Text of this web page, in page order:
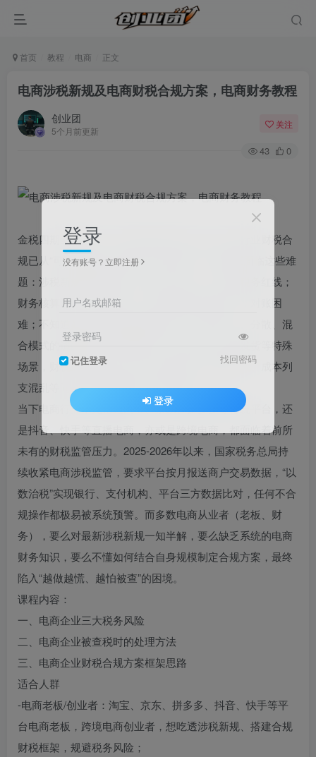
首页 教程 电商 正文
电商涉税新规及电商财税合规方案，电商财务教程
创业团
5个月前更新
关注
43 0
金税四期全面落地、税务监管数字化升级，电商行业财税合
规已从“可选项”变为“生存线”！做电商，你是否正面临这些难
题：涉税新规更新频繁，看不懂、跟不上，误踩税务红线；
财务核算混乱，平台流水、订单数据与账务脱节，对账困
难；不知道如何搭建合规财税框架，分不清总分、分散、混
合模式的适配场景；直播佣金、推广费用、跨境发货等特殊
场景，财税处理无头绪；担心虚开发票、隐匿收入、成本列
支混乱等问题，被税务稽查、面临罚款？
当下电商行业，无论是淘宝、京东、拼多多等传统平台，还
是抖音、快手等直播电商，亦或是跨境电商，都面临着前所
未有的财税监管压力。2025-2026年以来，国家税务总局持
续收紧电商涉税监管，要求平台按月报送商户交易数据，“以
数治税”实现银行、支付机构、平台三方数据比对，任何不合
规操作都极易被系统预警。而多数电商从业者（老板、财
务），要么对最新涉税新规一知半解，要么缺乏系统的电商
财务知识，要么不懂如何结合自身规模制定合规方案，最终
陷入“越做越慌、越怕被查”的困境。
课程内容：
一、电商企业三大税务风险
二、电商企业被查税时的处理方法
三、电商企业财税合规方案框架思路
适合人群
-电商老板/创业者：淘宝、京东、拼多多、抖音、快手等平
台电商老板，跨境电商创业者，想吃透涉税新规、搭建合规
财税框架，规避税务风险；
登录
没有账号？立即注册
用户名或邮箱
登录密码
记住登录 找回密码
登录